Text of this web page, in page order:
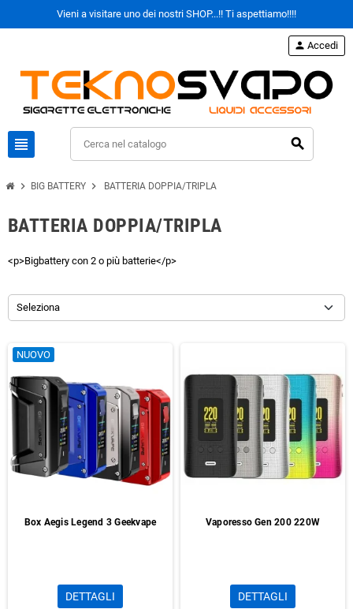
Vieni a visitare uno dei nostri SHOP...!! Ti aspettiamo!!!!
view_headline search
person Accedi
chevron_right BIG BATTERY chevron_right BATTERIA DOPPIA/TRIPLA
BATTERIA DOPPIA/TRIPLA
<p>Bigbattery con 2 o più batterie</p>
Seleziona
NUOVO
Box Aegis Legend 3 Geekvape
DETTAGLI
Vaporesso Gen 200 220W
DETTAGLI